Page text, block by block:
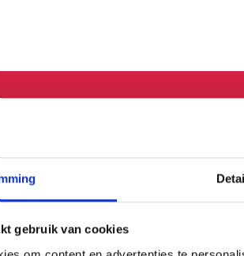
gebruik van cookies
Wij